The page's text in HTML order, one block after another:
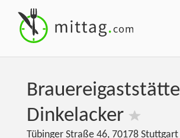
Brauereigaststätte
Dinkelacker
Tübinger Straße 46, 70178 Stuttgart